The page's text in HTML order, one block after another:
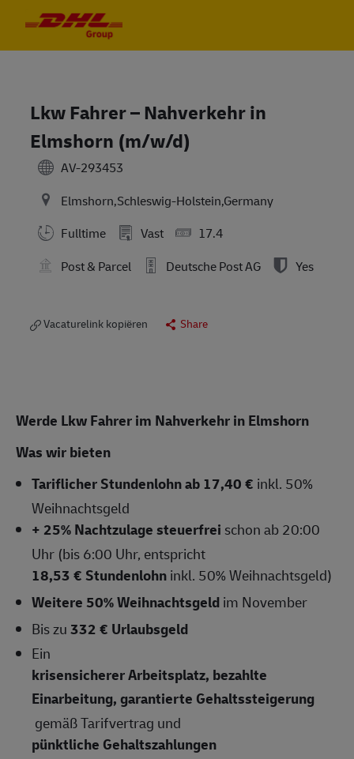
Lkw Fahrer – Nahverkehr in
Elmshorn (m/w/d)
AV-293453
Elmshorn,Schleswig-Holstein,Germany
Fulltime
Vast
17.4
Post & Parcel
Deutsche Post AG Yes
Vacaturelink kopiëren Share
Werde Lkw Fahrer im Nahverkehr in Elmshorn
Was wir bieten
Tariflicher Stundenlohn ab 17,40 € inkl. 50%
Weihnachtsgeld
+ 25% Nachtzulage steuerfrei schon ab 20:00
Uhr (bis 6:00 Uhr, entspricht
18,53 € Stundenlohninkl. 50% Weihnachtsgeld)
Weitere 50% Weihnachtsgeldim November
Bis zu332 € Urlaubsgeld
Ein
krisensicherer Arbeitsplatz, bezahlte
Einarbeitung, garantierte Gehaltssteigerung
gemäß Tarifvertrag und
pünktliche Gehaltszahlungen